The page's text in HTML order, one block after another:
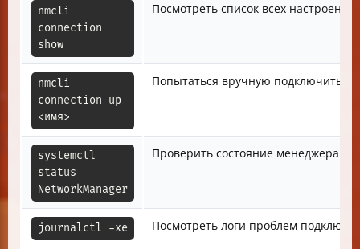
nmcli
connection
show
Посмотреть список всех
nmcli
connection up
<имя>
Попытаться вручную подключиться
systemctl
status
NetworkManager
Проверить состояние менеджера
journalctl -xe Посмотреть логи проблем